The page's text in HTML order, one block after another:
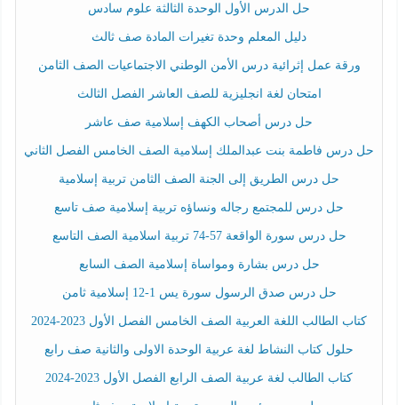
حل الدرس الأول الوحدة الثالثة علوم سادس
دليل المعلم وحدة تغيرات المادة صف ثالث
ورقة عمل إثرائية درس الأمن الوطني الاجتماعيات الصف الثامن
امتحان لغة انجليزية للصف العاشر الفصل الثالث
حل درس أصحاب الكهف إسلامية صف عاشر
حل درس فاطمة بنت عبدالملك إسلامية الصف الخامس الفصل الثاني
حل درس الطريق إلى الجنة الصف الثامن تربية إسلامية
حل درس للمجتمع رجاله ونساؤه تربية إسلامية صف تاسع
حل درس سورة الواقعة 57-74 تربية اسلامية الصف التاسع
حل درس بشارة ومواساة إسلامية الصف السابع
حل درس صدق الرسول سورة يس 1-12 إسلامية ثامن
كتاب الطالب اللغة العربية الصف الخامس الفصل الأول 2023-2024
حلول كتاب النشاط لغة عربية الوحدة الاولى والثانية صف رابع
كتاب الطالب لغة عربية الصف الرابع الفصل الأول 2023-2024